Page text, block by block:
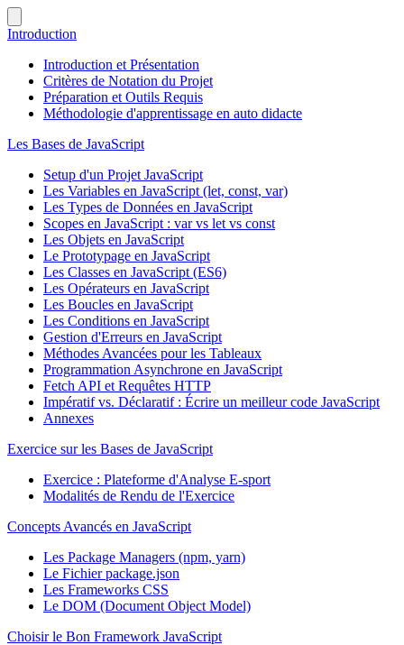
Introduction
Introduction et Présentation
Critères de Notation du Projet
Préparation et Outils Requis
Méthodologie d'apprentissage en auto didacte
Les Bases de JavaScript
Setup d'un Projet JavaScript
Les Variables en JavaScript (let, const, var)
Les Types de Données en JavaScript
Scopes en JavaScript : var vs let vs const
Les Objets en JavaScript
Le Prototypage en JavaScript
Les Classes en JavaScript (ES6)
Les Opérateurs en JavaScript
Les Boucles en JavaScript
Les Conditions en JavaScript
Gestion d'Erreurs en JavaScript
Méthodes Avancées pour les Tableaux
Programmation Asynchrone en JavaScript
Fetch API et Requêtes HTTP
Impératif vs. Déclaratif : Écrire un meilleur code JavaScript
Annexes
Exercice sur les Bases de JavaScript
Exercice : Plateforme d'Analyse E-sport
Modalités de Rendu de l'Exercice
Concepts Avancés en JavaScript
Les Package Managers (npm, yarn)
Le Fichier package.json
Les Frameworks CSS
Le DOM (Document Object Model)
Choisir le Bon Framework JavaScript